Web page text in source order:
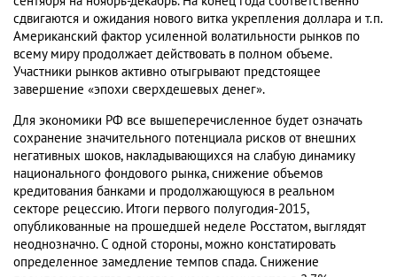
сдвигаются и ожидания нового витка укрепления доллара и т.п.
Американский фактор усиленной волатильности рынков по
всему миру продолжает действовать в полном объеме.
Участники рынков активно отыгрывают предстоящее
завершение «эпохи сверхдешевых денег».
Для экономики РФ все вышеперечисленное будет означать
сохранение значительного потенциала рисков от внешних
негативных шоков, накладывающихся на слабую динамику
национального фондового рынка, снижение объемов
кредитования банками и продолжающуюся в реальном
секторе рецессию. Итоги первого полугодия-2015,
опубликованные на прошедшей неделе Росстатом, выглядят
неоднозначно. С одной стороны, можно констатировать
определенное замедление темпов спада. Снижение